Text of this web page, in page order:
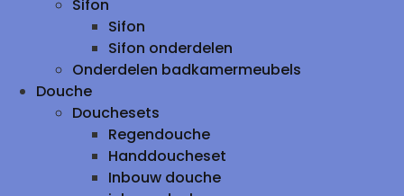
Sifon
Sifon
Sifon onderdelen
Onderdelen badkamermeubels
Douche
Douchesets
Regendouche
Handdoucheset
Inbouw douche